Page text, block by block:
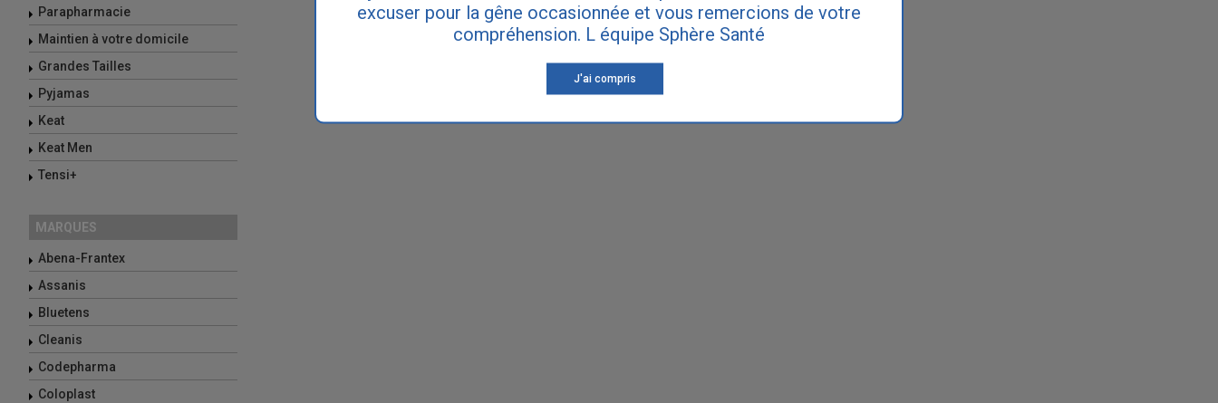
Parapharmacie
Maintien à votre domicile
Grandes Tailles
Pyjamas
Keat
Keat Men
Tensi+
MARQUES
Abena-Frantex
Assanis
Bluetens
Cleanis
Codepharma
Coloplast
excuser pour la gêne occasionnée et vous remercions de votre
compréhension. L équipe Sphère Santé
J'ai compris